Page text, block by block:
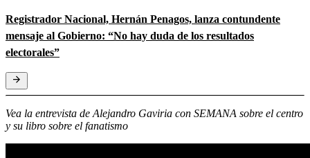
Registrador Nacional, Hernán Penagos, lanza contundente
mensaje al Gobierno: “No hay duda de los resultados
electorales”
Vea la entrevista de Alejandro Gaviria con SEMANA sobre el centro
y su libro sobre el fanatismo